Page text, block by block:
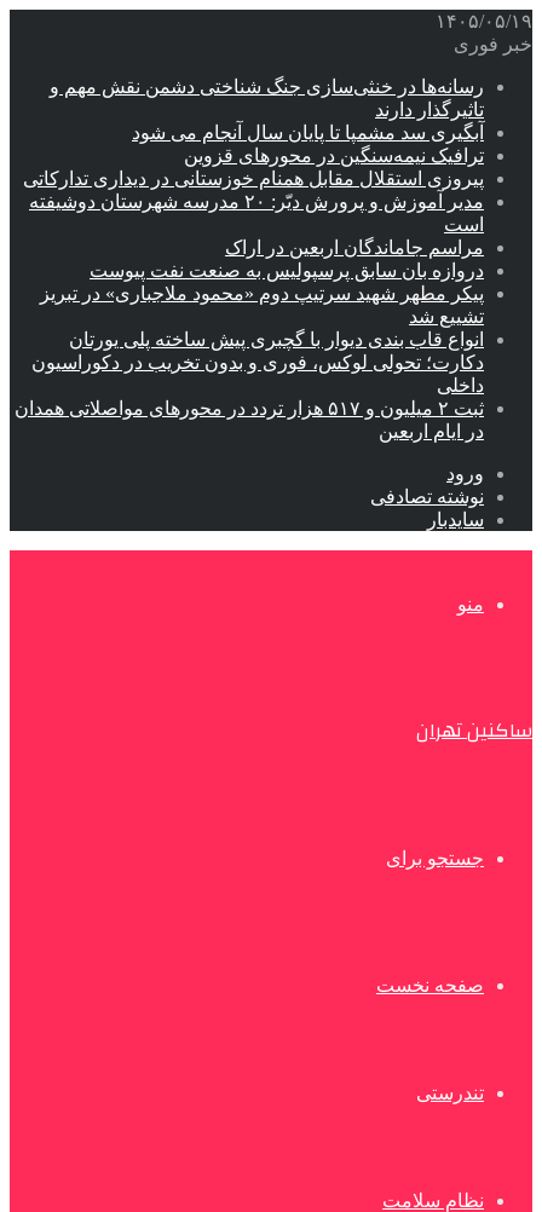
۱۴۰۵/۰۵/۱۹
خبر فوری
رسانه‌ها در خنثی‌سازی جنگ شناختی دشمن نقش‌ مهم و
تاثیرگذار دارند
آبگیری سد مشمپا تا پایان سال آنجام می شود
ترافیک نیمه‌سنگین در محورهای قزوین
پیروزی استقلال مقابل همنام خوزستانی در دیداری تدارکاتی
مدیر آموزش و پرورش دیّر: ۲۰ مدرسه شهرستان دوشیفته
است
مراسم جاماندگان اربعین در اراک
دروازه بان سابق پرسپولیس به صنعت نفت پیوست
پیکر مطهر شهید سرتیپ دوم «محمود ملاجباری» در تبریز
تشییع شد
انواع قاب بندی دیوار با گچبری پیش ساخته پلی یورتان
دکارت؛ تحولی لوکس، فوری و بدون تخریب در دکوراسیون
داخلی
ثبت ۲ میلیون و ۵۱۷ هزار تردد در محورهای مواصلاتی همدان
در ایام اربعین
ورود
نوشته تصادفی
سایدبار
منو
ساکنین تهران
جستجو برای
صفحه نخست
تندرستی
نظام سلامت